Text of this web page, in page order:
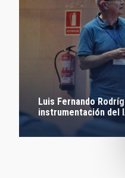
Luis Fernando
instrumentación del